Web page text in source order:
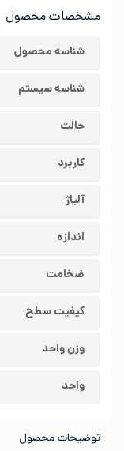
مشخصات محصول
شناسه محصول
شناسه سیستم
حالت
کاربرد
آلیاژ
اندازه
ضخامت
کیفیت سطح
وزن واحد
واحد
توضیحات محصول